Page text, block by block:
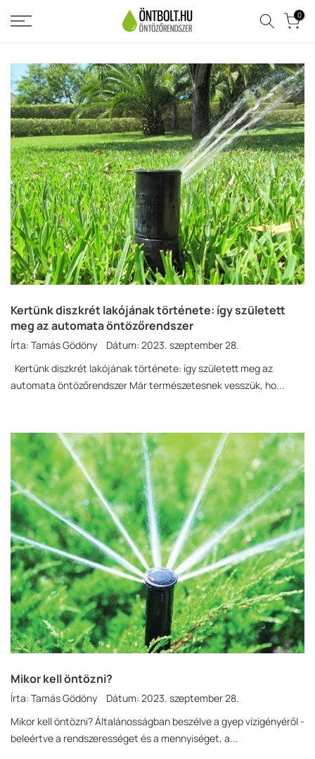
Ugrás
a
0
Kertünk diszkrét lakójának története: így született
meg az automata öntözőrendszer
Írta: Tamás Gödöny Dátum: 2023. szeptember 28.
Kertünk diszkrét lakójának története: így született meg az
automata öntözőrendszer Már természetesnek vesszük, ho...
Mikor kell öntözni?
Írta: Tamás Gödöny Dátum: 2023. szeptember 28.
Mikor kell öntözni? Általánosságban beszélve a gyep vízigényéről -
beleértve a rendszerességet és a mennyiséget, a...